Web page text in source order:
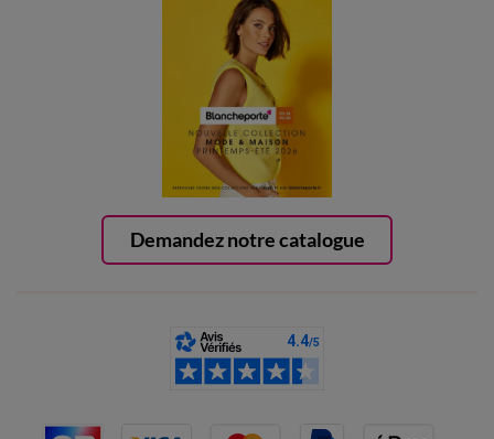
Demandez notre catalogue